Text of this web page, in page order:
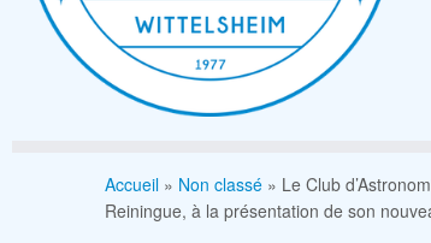
Accueil » Non classé » Le Club
Reiningue, à la présentation de son